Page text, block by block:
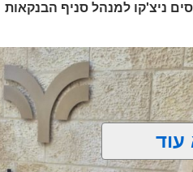
ניצ'קו למנהל סניף הבנקאות